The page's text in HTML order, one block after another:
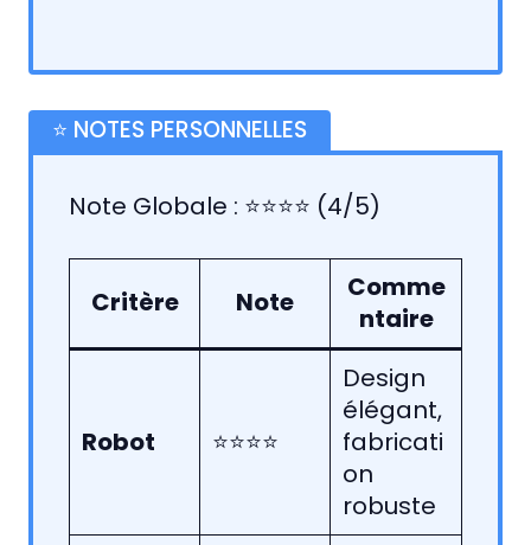
⭐️ NOTES PERSONNELLES
Note Globale : ⭐⭐⭐⭐ (4/5)
Critère Note
Comme
ntaire
Robot ⭐⭐⭐⭐
Design
élégant,
fabricati
on
robuste